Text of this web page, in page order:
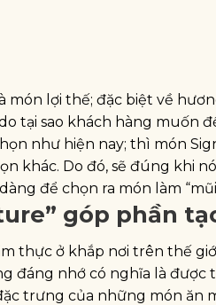
món lợi thế; đặc biệt về
tại sao khách hàng muốn
như hiện nay; thì món
khác. Do đó, sẽ đúng khi
để chọn ra món làm
góp phần
thực ở khắp nơi trên thế
đáng nhớ có nghĩa là
trưng của những món ăn